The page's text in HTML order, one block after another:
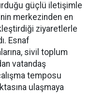
güçlü iletişimle
merkezinden en
ziyaretlerle
Esnaf
sivil toplum
vatandaş
temposu
ulaşmaya